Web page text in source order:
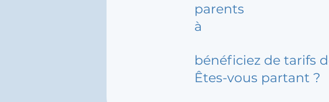
parents
à
bénéficiez de tarifs
Êtes-vous partant ?